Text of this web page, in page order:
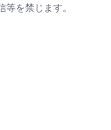
を禁じます。